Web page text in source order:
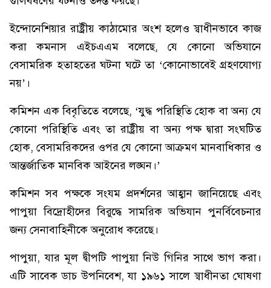
ইন্দোনেশিয়ার রাষ্ট্রীয় কাঠামোর অংশ হলেও স্বাধীনভাবে কাজ
করা কমনাস এইচএএম বলেছে, যে কোনো অভিযানে
বেসামরিক হতাহতের ঘটনা ঘটে তা ‘কোনোভাবেই গ্রহণযোগ্য
নয়’।
কমিশন এক বিবৃতিতে বলেছে, ‘যুদ্ধ পরিস্থিতি হোক বা অন্য যে
কোনো পরিস্থিতি এবং তা রাষ্ট্রীয় বা অন্য পক্ষ দ্বারা সংঘটিত
হোক, বেসামরিকদের ওপর যে কোনো আক্রমণ মানবাধিকার ও
আন্তর্জাতিক মানবিক আইনের লঙ্ঘন।’
কমিশন সব পক্ষকে সংযম প্রদর্শনের আহ্বান জানিয়েছে এবং
পাপুয়া বিদ্রোহীদের বিরুদ্ধে সামরিক অভিযান পুনর্বিবেচনার
জন্য সেনাবাহিনীকে অনুরোধ করেছে।
পাপুয়া, যার মূল দ্বীপটি পাপুয়া নিউ গিনির সাথে ভাগ করা।
এটি সাবেক ডাচ উপনিবেশ, যা ১৯৬১ সালে স্বাধীনতা ঘোষণা